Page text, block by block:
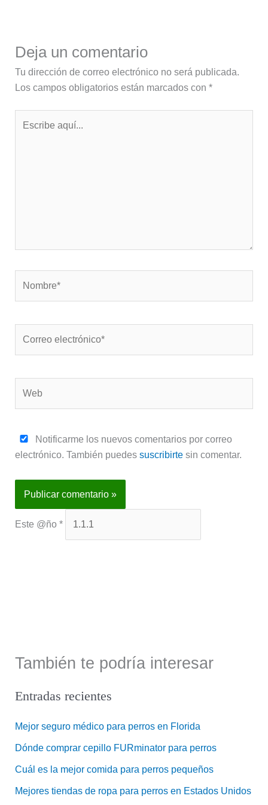
Deja un comentario
Tu dirección de correo electrónico no será publicada.
Los campos obligatorios están marcados con *
Notificarme los nuevos comentarios por correo
electrónico. También puedes suscribirtesin comentar.
Este @ño *
También te podría interesar
Entradas recientes
Mejor seguro médico para perros en Florida
Dónde comprar cepillo FURminator para perros
Cuál es la mejor comida para perros pequeños
Mejores tiendas de ropa para perros en Estados Unidos